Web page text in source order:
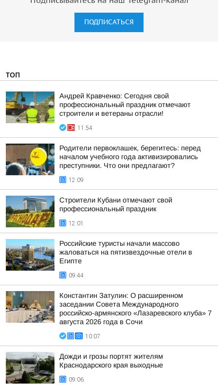
ПОДПИСАТЬСЯ
ТОП
Андрей Кравченко: Сегодня свой
профессиональный праздник отмечают
строители и ветераны отрасли!
11:54
Родители первоклашек, берегитесь: перед
началом учебного года активизировались
преступники. Что они предлагают?
12:09
Строители Кубани отмечают свой
профессиональный праздник
12:01
Российские туристы начали массово
жаловаться на пятизвездочные отели в
Египте
09:44
Константин Затулин: О расширенном
заседании Совета Международного
российско-армянского «Лазаревского клуба» 7
августа 2026 года в Сочи
10:07
Дожди и грозы портят жителям
Краснодарского края выходные
09:06